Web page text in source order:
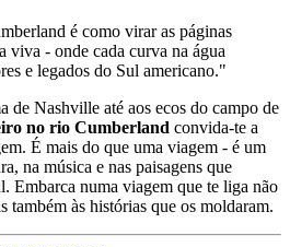
é como virar as páginas
viva - onde cada curva na água
e legados do Sul americano."
de Nashville até aos ecos do campo de
no rio Cumberland convida-te a
É mais do que uma viagem - é um
na música e nas paisagens que
Embarca numa viagem que te liga não
também às histórias que os moldaram.